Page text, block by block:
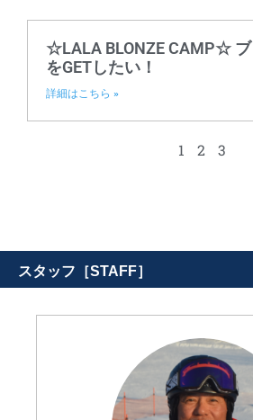
☆LALA BLONZE CAMP☆
をGETしたい！
詳細はこちら »
1 2 3
スタッフ［STAFF］